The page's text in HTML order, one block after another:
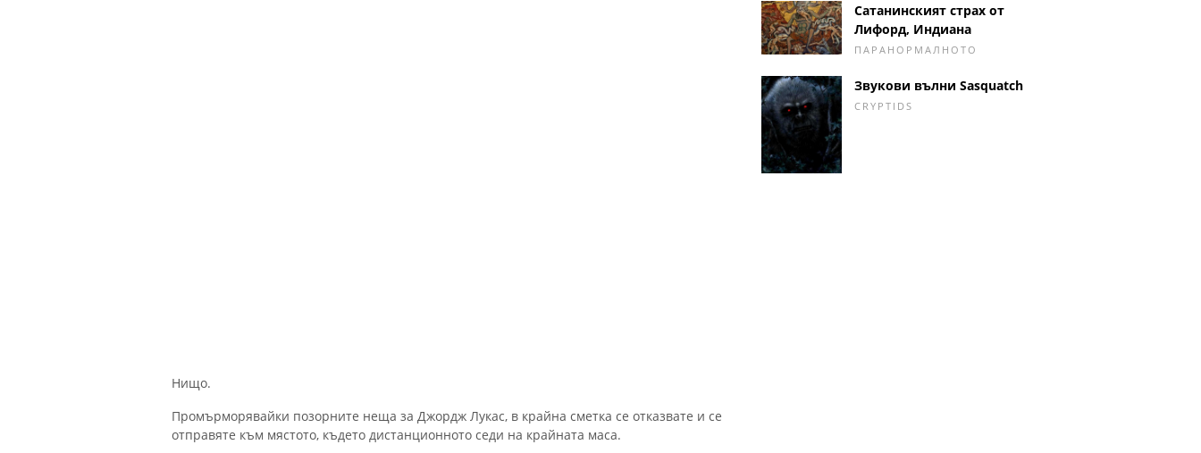
Нищо.
Промърморявайки позорните неща за Джордж Лукас, в крайна сметка се отказвате и се
отправяте към мястото, където дистанционното седи на крайната маса.
Сатанинският страх от
Лифорд, Индиана
ПАРАНОРМАЛНОТО
Звукови вълни Sasquatch
CRYPTIDS